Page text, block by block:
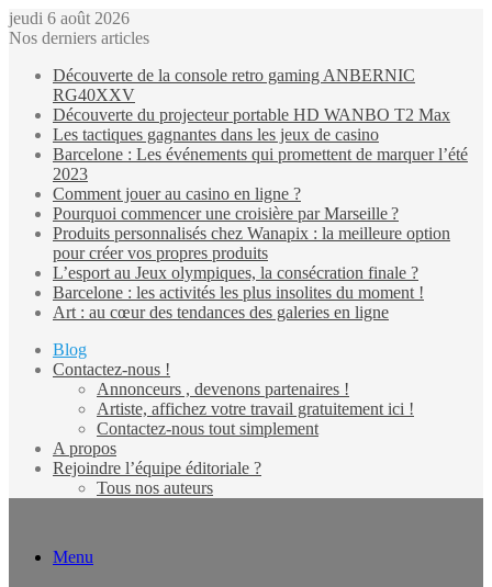
jeudi 6 août 2026
Nos derniers articles
Découverte de la console retro gaming ANBERNIC
RG40XXV
Découverte du projecteur portable HD WANBO T2 Max
Les tactiques gagnantes dans les jeux de casino
Barcelone : Les événements qui promettent de marquer l’été
2023
Comment jouer au casino en ligne ?
Pourquoi commencer une croisière par Marseille ?
Produits personnalisés chez Wanapix : la meilleure option
pour créer vos propres produits
L’esport au Jeux olympiques, la consécration finale ?
Barcelone : les activités les plus insolites du moment !
Art : au cœur des tendances des galeries en ligne
Blog
Contactez-nous !
Annonceurs , devenons partenaires !
Artiste, affichez votre travail gratuitement ici !
Contactez-nous tout simplement
A propos
Rejoindre l’équipe éditoriale ?
Tous nos auteurs
Menu